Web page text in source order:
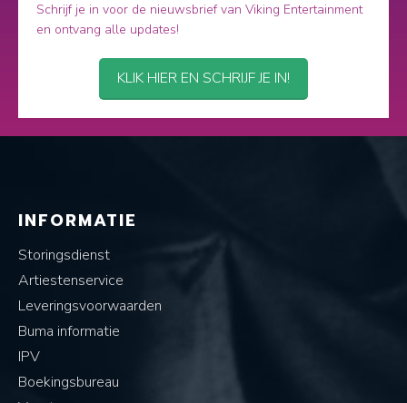
Schrijf je in voor de nieuwsbrief van Viking Entertainment
en ontvang alle updates!
KLIK HIER EN SCHRIJF JE IN!
INFORMATIE
Storingsdienst
Artiestenservice
Leveringsvoorwaarden
Buma informatie
IPV
Boekingsbureau